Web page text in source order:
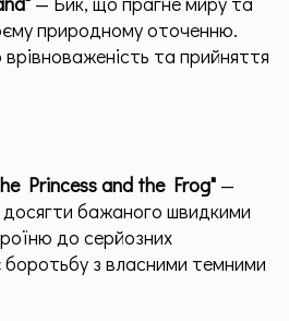
природному оточенню.
та прийняття
Princess and the Frog" —
бажаного швидкими
до серйозних
з власними темними